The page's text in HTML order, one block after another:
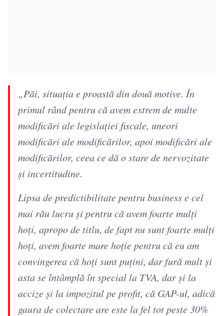
„Păi, situația e proastă din două motive. În
primul rând pentru că avem extrem de multe
modificări ale legislației fiscale, uneori
modificări ale modificărilor, apoi modificări ale
modificărilor, ceea ce dă o stare de nervozitate
și incertitudine.
Lipsa de predictibilitate pentru business e cel
mai rău lucru și pentru că avem foarte mulți
hoți, apropo de titlu, de fapt nu sunt foarte mulți
hoți, avem foarte mare hoție pentru că eu am
convingerea că hoți sunt puțini, dar fură mult și
asta se întâmplă în special la TVA, dar și la
accize și la impozitul pe profit, că GAP-ul, adică
gaura de colectare are este la fel tot peste 30%